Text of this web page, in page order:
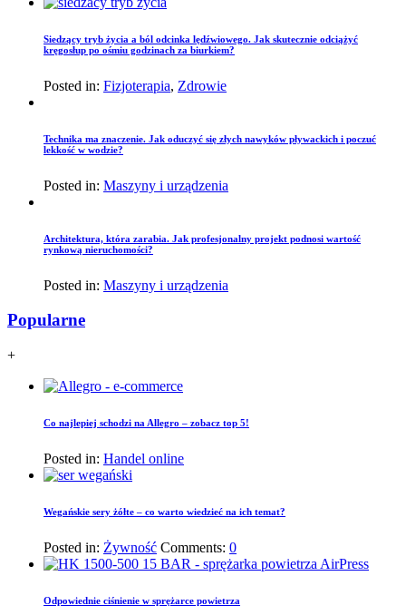
Siedzący tryb życia a ból odcinka lędźwiowego. Jak skutecznie odciążyć
kręgosłup po ośmiu godzinach za biurkiem?
Posted in: Fizjoterapia, Zdrowie
Technika ma znaczenie. Jak oduczyć się złych nawyków pływackich i poczuć
lekkość w wodzie?
Posted in: Maszyny i urządzenia
Architektura, która zarabia. Jak profesjonalny projekt podnosi wartość
rynkową nieruchomości?
Posted in: Maszyny i urządzenia
Popularne
+
Co najlepiej schodzi na Allegro – zobacz top 5!
Posted in: Handel online
Wegańskie sery żółte – co warto wiedzieć na ich temat?
Posted in: Żywność Comments: 0
Odpowiednie ciśnienie w sprężarce powietrza